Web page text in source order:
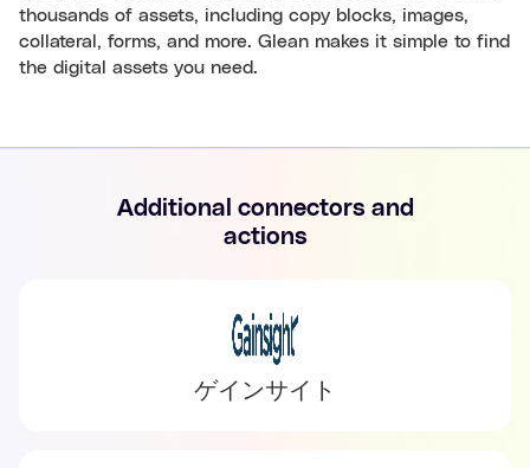
thousands of assets, including copy blocks, images,
collateral, forms, and more. Glean makes it simple to find
the digital assets you need.
Additional connectors and
actions
ゲインサイト